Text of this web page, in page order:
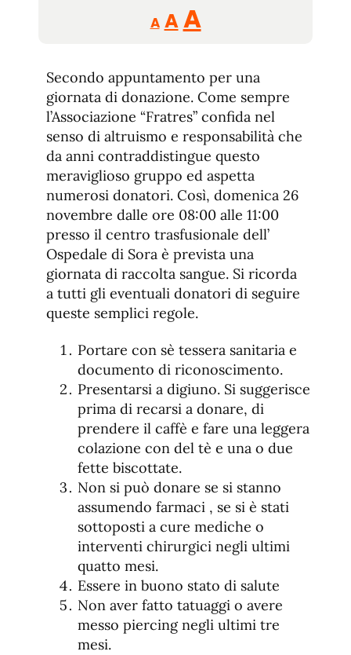
A
Reducir
tamaño
A Restablecer
de
fuente
AAumentar
de
fuente.
Secondo appuntamento per una
giornata di donazione. Come sempre
l’Associazione “Fratres” confida nel
senso di altruismo e responsabilità che
da anni contraddistingue questo
meraviglioso gruppo ed aspetta
numerosi donatori. Così, domenica 26
novembre dalle ore 08:00 alle 11:00
presso il centro trasfusionale dell’
Ospedale di Sora è prevista una
giornata di raccolta sangue. Si ricorda
a tutti gli eventuali donatori di seguire
queste semplici regole.
Portare con sè tessera sanitaria e
documento di riconoscimento.
Presentarsi a digiuno. Si suggerisce
prima di recarsi a donare, di
prendere il caffè e fare una leggera
colazione con del tè e una o due
fette biscottate.
Non si può donare se si stanno
assumendo farmaci , se si è stati
sottoposti a cure mediche o
interventi chirurgici negli ultimi
quatto mesi.
Essere in buono stato di salute
Non aver fatto tatuaggi o avere
messo piercing negli ultimi tre
mesi.